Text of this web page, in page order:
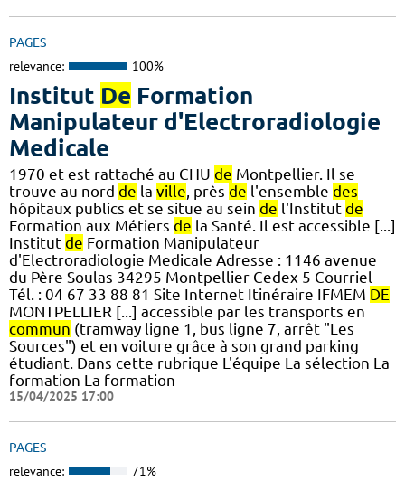
PAGES
relevance: 100%
Institut De Formation
Manipulateur d'Electroradiologie
Medicale
1970 et est rattaché au CHU de Montpellier. Il se
trouve au nord de la ville, près de l'ensemble des
hôpitaux publics et se situe au sein de l'Institut de
Formation aux Métiers de la Santé. Il est accessible [...]
Institut de Formation Manipulateur
d'Electroradiologie Medicale Adresse : 1146 avenue
du Père Soulas 34295 Montpellier Cedex 5 Courriel
Tél. : 04 67 33 88 81 Site Internet Itinéraire IFMEM DE
MONTPELLIER [...] accessible par les transports en
commun (tramway ligne 1, bus ligne 7, arrêt "Les
Sources") et en voiture grâce à son grand parking
étudiant. Dans cette rubrique L'équipe La sélection La
formation La formation
15/04/2025 17:00
PAGES
relevance: 71%